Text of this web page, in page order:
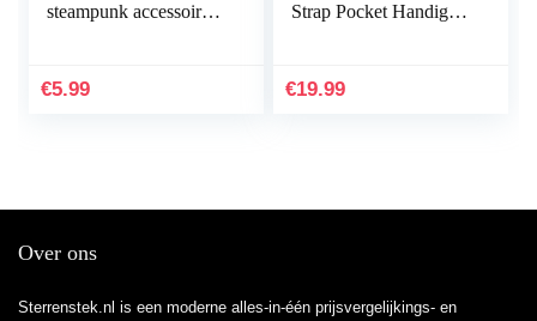
steampunk accessoires
halve vinger vintage…
€5.99
Strap Pocket Handige
Kinderen 1 Stks…
€19.99
Over ons
Sterrenstek.nl is een moderne alles-in-één prijsvergelijkings- en